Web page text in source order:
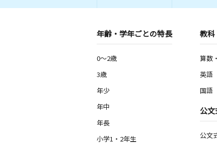
年齢・学年ごとの特長
0～2歳
3歳
年少
年中
年長
小学1・2年生
教科
算数
英語
国語
公文
公文